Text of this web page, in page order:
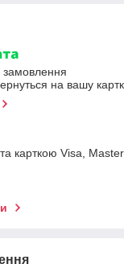
замовлення
на вашу
карткою Visa,